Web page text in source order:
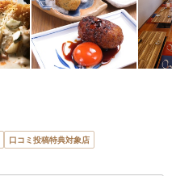
口コミ投稿特典対象店